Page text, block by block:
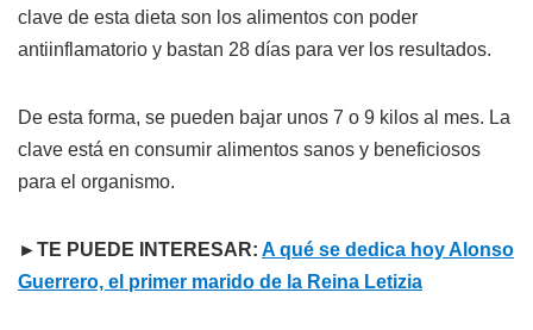
clave de esta dieta son los alimentos con poder
antiinflamatorio y bastan 28 días para ver los resultados.
De esta forma, se pueden bajar unos 7 o 9 kilos al mes. La
clave está en consumir alimentos sanos y beneficiosos
para el organismo.
►TE PUEDE INTERESAR: A qué se dedica hoy Alonso
Guerrero, el primer marido de la Reina Letizia